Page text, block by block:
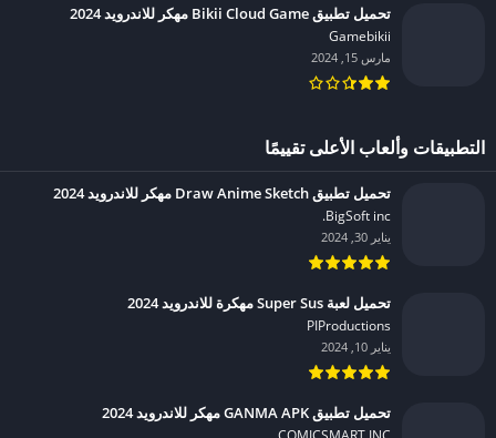
تحميل تطبيق Bikii Cloud Game مهكر للاندرويد 2024
Gamebikii‏
مارس 15, 2024
التطبيقات وألعاب الأعلى تقييمًا
تحميل تطبيق Draw Anime Sketch مهكر للاندرويد 2024
BigSoft inc.‏
يناير 30, 2024
تحميل لعبة Super Sus مهكرة للاندرويد 2024
PIProductions‏
يناير 10, 2024
تحميل تطبيق GANMA APK مهكر للاندرويد 2024